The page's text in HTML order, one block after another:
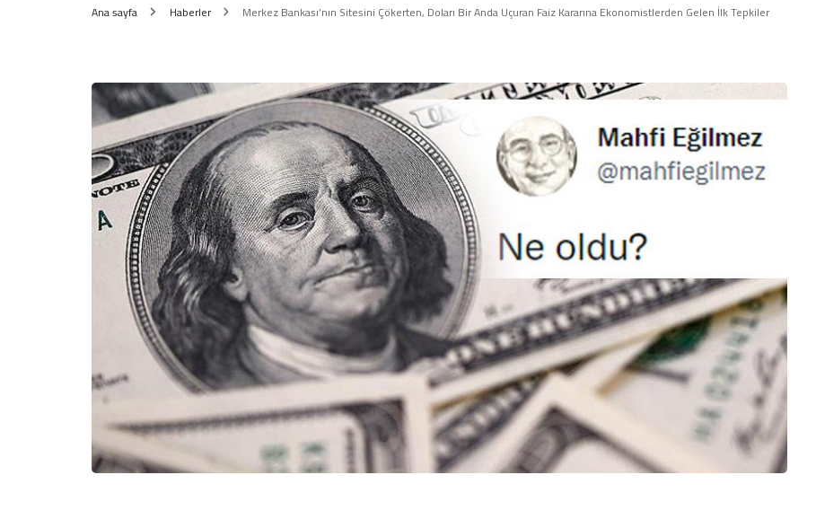
Ana sayfa Haberler Merkez Bankası’nın Sitesini Çökerten, Doları Bir Anda Uçuran Faiz Kararına Ekonomistlerden Gelen İlk Tepkiler